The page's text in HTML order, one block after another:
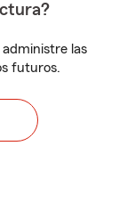
las
futuros.